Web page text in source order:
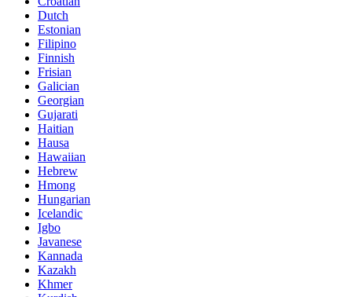
Dutch
Estonian
Filipino
Finnish
Frisian
Galician
Georgian
Gujarati
Haitian
Hausa
Hawaiian
Hebrew
Hmong
Hungarian
Icelandic
Igbo
Javanese
Kannada
Kazakh
Khmer